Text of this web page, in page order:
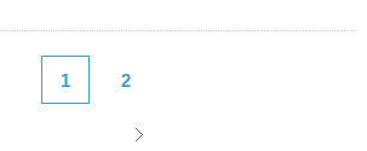
1 2